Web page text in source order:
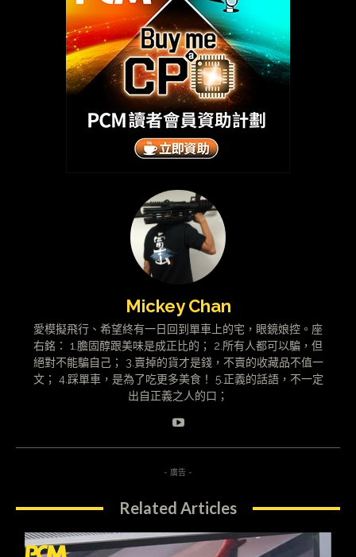
Mickey Chan
愛模擬飛行、希望終有一日回到單車上的宅，眼鏡娘控。座
右銘： 1.膽固醇跟美味是成正比的； 2.所有人都可以騙，但
絕對不能騙自己； 3.賣掉的貨才是錢，不賣的收藏品不值一
文； 4.踩單車，是為了吃更多美食！ 5.正義的話語，不一定
出自正義之人的口；
- 廣告 -
Related Articles